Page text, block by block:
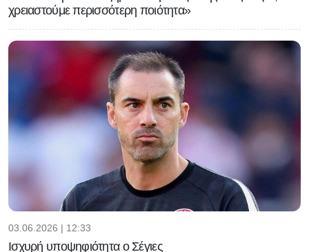
χρειαστούμε περισσότερη ποιότητα»
03.06.2026 | 12:33
Ισχυρή υποψηφιότητα ο Σέγιες